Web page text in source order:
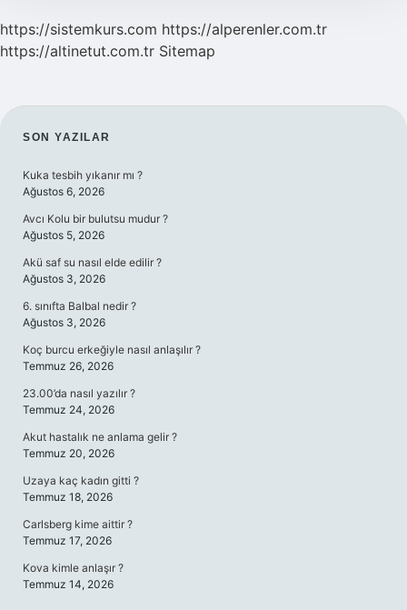
https://sistemkurs.com https://alperenler.com.tr
https://altinetut.com.tr Sitemap
SIDEBAR
SON YAZILAR
Kuka tesbih yıkanır mı ?
Ağustos 6, 2026
Avcı Kolu bir bulutsu mudur ?
Ağustos 5, 2026
Akü saf su nasıl elde edilir ?
Ağustos 3, 2026
6. sınıfta Balbal nedir ?
Ağustos 3, 2026
Koç burcu erkeğiyle nasıl anlaşılır ?
Temmuz 26, 2026
23.00’da nasıl yazılır ?
Temmuz 24, 2026
Akut hastalık ne anlama gelir ?
Temmuz 20, 2026
Uzaya kaç kadın gitti ?
Temmuz 18, 2026
Carlsberg kime aittir ?
Temmuz 17, 2026
Kova kimle anlaşır ?
Temmuz 14, 2026